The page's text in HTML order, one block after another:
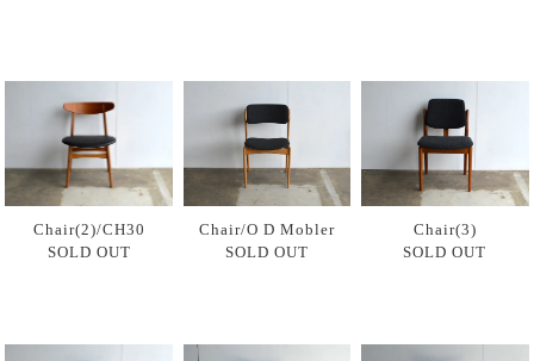
Chair(2)/CH30
SOLD OUT
Chair/O D Mobler
SOLD OUT
Chair(3)
SOLD OUT